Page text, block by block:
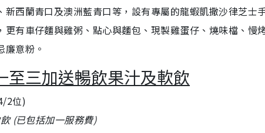
西蘭青口及澳洲藍青口等，設有專屬的龍蝦凱撒沙律芝士
有車仔麵與雞粥、點心與麵包、現製雞蛋仔、燒味檔、慢
意粉。
至三加送暢飲果汁及軟飲
2位)
(已包括加一服務費)